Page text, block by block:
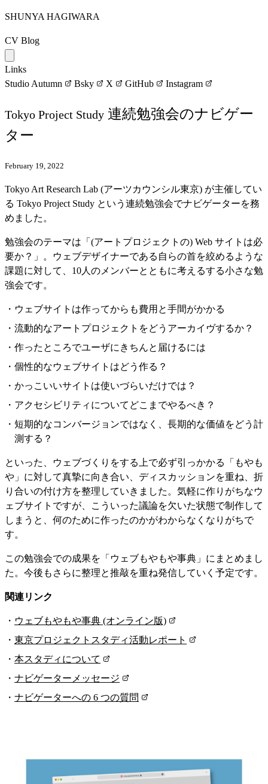
SHUNYA HAGIWARA
CV Blog
Links
Studio Autumn
Bsky X GitHub Instagram
Tokyo Project Study 連続勉強会のナビゲー
ター
February 19, 2022
Tokyo Art Research Lab (アーツカウンシル東京) が主催してい
る Tokyo Project Study という連続勉強会でナビゲーターを務
めました。
勉強会のテーマは「(アートプロジェクトの) Web サイトは必
要か？」。ウェブデザイナーである自らの首を絞めるような
課題に対して、10人のメンバーとともに考えるする小さな勉
強会です。
ウェブサイトは作ってからも費用と手間がかかる
流動的なアートプロジェクトをどうアーカイヴするか？
作ったところでユーザにきちんと届けるには
個性的なウェブサイトはどう作る？
かっこいいサイトは使いづらいだけでは？
アクセシビリティについてどこまでやるべき？
短期的なコンバージョンではなく、長期的な価値をどう計
測する？
といった、ウェブづくりをする上で必ず引っかかる「もやも
や」に対して真摯に向き合い、ディスカッションを重ね、折
り合いの付け方を整理していきました。気軽に作りがちなウ
ェブサイトですが、こういった議論を欠いた状態で制作して
しまうと、何のために作ったのかがわからなくなりがちで
す。
この勉強会での成果を「ウェブもやもや事典」にまとめまし
た。今後もさらに整理と推敲を重ね発信していく予定です。
関連リンク
ウェブもやもや事典 (オンライン版)
東京プロジェクトスタディ活動レポート
本スタディについて
ナビゲーターメッセージ
ナビゲーターへの 6 つの質問